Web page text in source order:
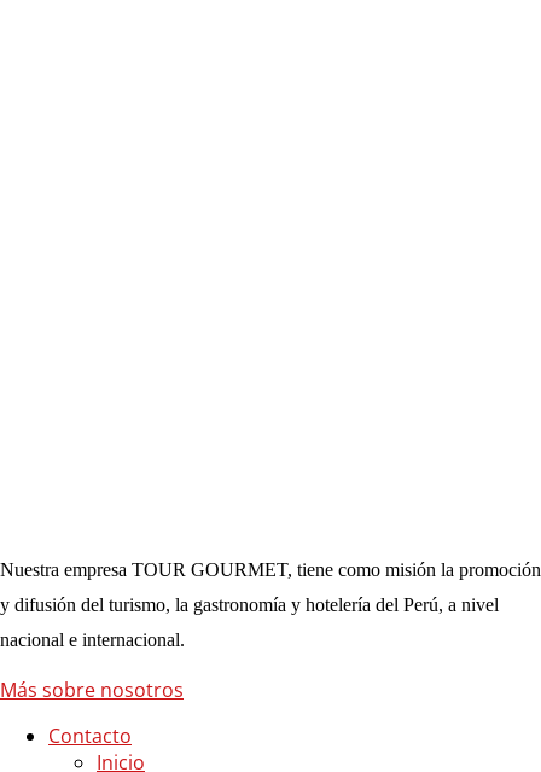
Nuestra empresa TOUR GOURMET, tiene como misión la promoción
y difusión del turismo, la gastronomía y hotelería del Perú, a nivel
nacional e internacional.
Más sobre nosotros
Contacto
Inicio